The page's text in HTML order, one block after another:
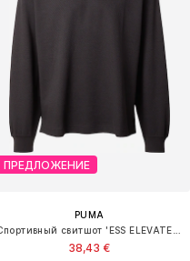
ПРЕДЛОЖЕНИЕ
PUMA
38,43 €